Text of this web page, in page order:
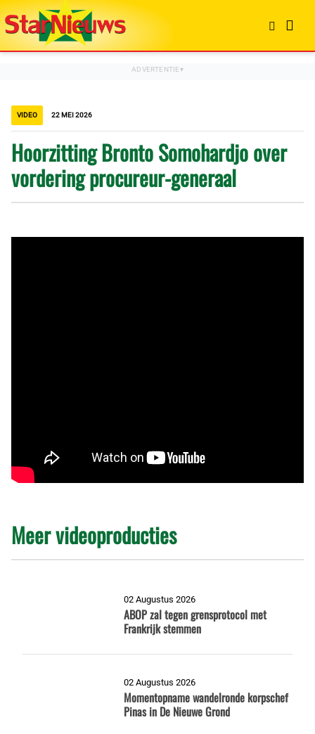
VIDEO 22 MEI 2026
Hoorzitting Bronto Somohardjo over
vordering procureur-generaal
Meer videoproducties
02 Augustus 2026
ABOP zal tegen grensprotocol met
Frankrijk stemmen
02 Augustus 2026
Momentopname wandelronde korpschef
Pinas in De Nieuwe Grond